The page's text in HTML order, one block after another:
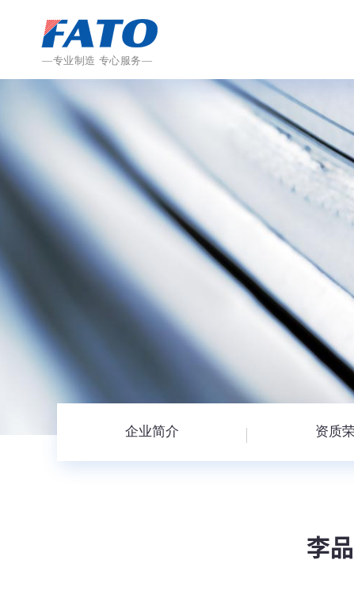
—专业制造 专心服务—
企业简介 资质
李